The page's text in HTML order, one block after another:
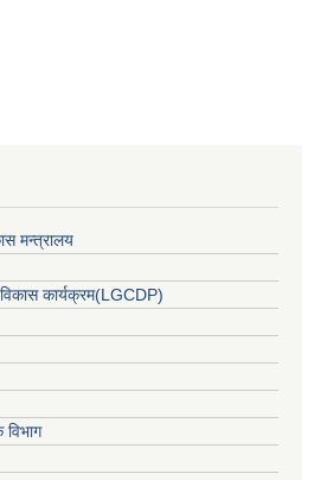
मन्त्रालय
कार्यक्रम(LGCDP)
विभाग